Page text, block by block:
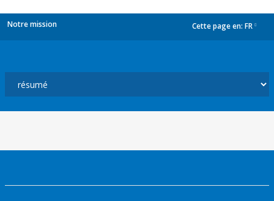
Notre mission Cette page en: FR